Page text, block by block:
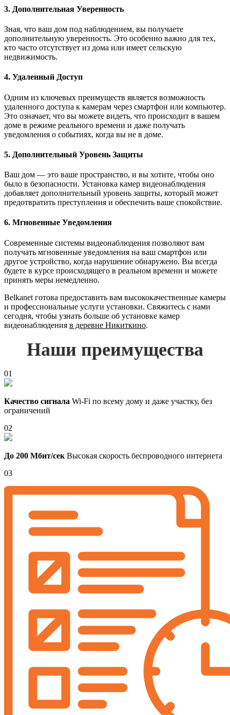
3. Дополнительная Уверенность
Зная, что ваш дом под наблюдением, вы получаете
дополнительную уверенность. Это особенно важно для тех,
кто часто отсутствует из дома или имеет сельскую
недвижимость.
4. Удаленный Доступ
Одним из ключевых преимуществ является возможность
удаленного доступа к камерам через смартфон или компьютер.
Это означает, что вы можете видеть, что происходит в вашем
доме в режиме реального времени и даже получать
уведомления о событиях, когда вы не в доме.
5. Дополнительный Уровень Защиты
Ваш дом — это ваше пространство, и вы хотите, чтобы оно
было в безопасности. Установка камер видеонаблюдения
добавляет дополнительный уровень защиты, который может
предотвратить преступления и обеспечить ваше спокойствие.
6. Мгновенные Уведомления
Современные системы видеонаблюдения позволяют вам
получать мгновенные уведомления на ваш смартфон или
другое устройство, когда нарушение обнаружено. Вы всегда
будете в курсе происходящего в реальном времени и можете
принять меры немедленно.
Belkanet готова предоставить вам высококачественные камеры
и профессиональные услуги установки. Свяжитесь с нами
сегодня, чтобы узнать больше об установке камер
видеонаблюдения в деревне Никиткино.
Наши преимущества
01
Качество сигнала Wi-Fi по всему дому и даже участку, без
ограничений
02
До 200 Мбит/сек Высокая скорость беспроводного интернета
03